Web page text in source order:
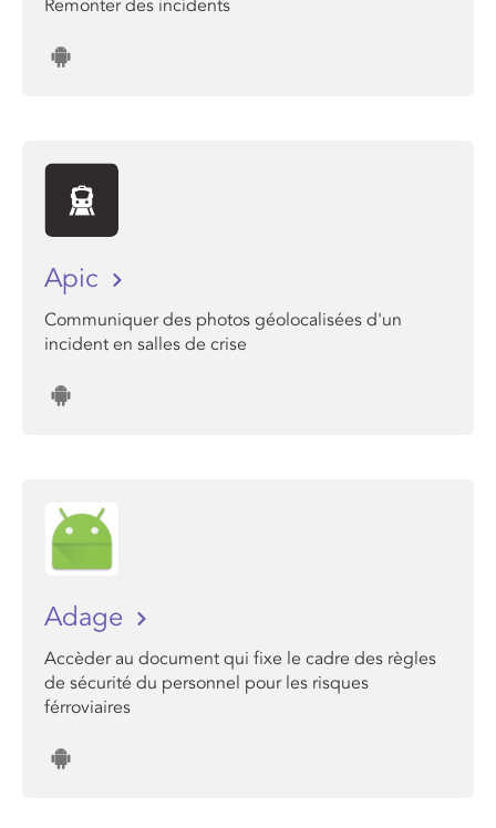
Remonter des incidents
Apic
Communiquer des photos géolocalisées d'un
incident en salles de crise
Adage
Accèder au document qui fixe le cadre des règles
de sécurité du personnel pour les risques
férroviaires